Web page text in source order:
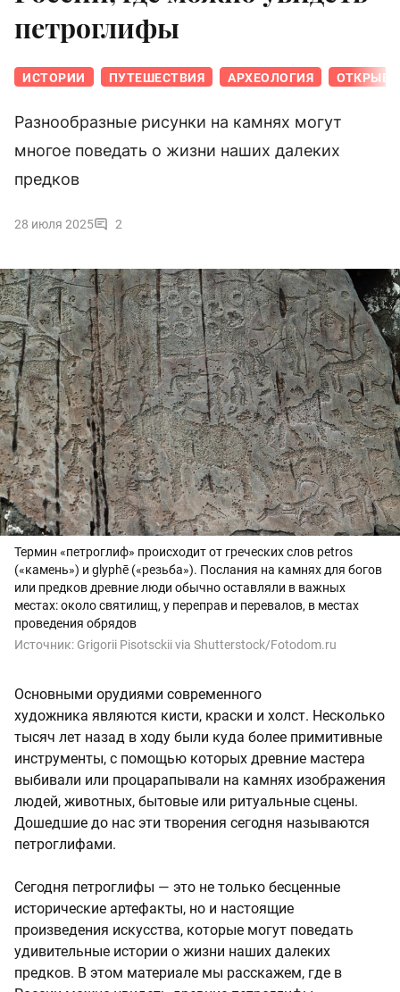
петроглифы
ИСТОРИИ ПУТЕШЕСТВИЯ АРХЕОЛОГИЯ
Разнообразные рисунки на камнях могут
многое поведать о жизни наших далеких
предков
28 июля 2025 2
Термин «петроглиф» происходит от греческих слов petros
(«камень») и glyphē («резьба»). Послания на камнях для богов
или предков древние люди обычно оставляли в важных
местах: около святилищ, у переправ и перевалов, в местах
проведения обрядов
Источник: Grigorii Pisotsckii via Shutterstock/Fotodom.ru
Основными орудиями современного
художника являются кисти, краски и холст. Несколько
тысяч лет назад в ходу были куда более примитивные
инструменты, с помощью которых древние мастера
выбивали или процарапывали на камнях изображения
людей, животных, бытовые или ритуальные сцены.
Дошедшие до нас эти творения сегодня называются
петроглифами.
Сегодня петроглифы — это не только бесценные
исторические артефакты, но и настоящие
произведения искусства, которые могут поведать
удивительные истории о жизни наших далеких
предков. В этом материале мы расскажем, где в